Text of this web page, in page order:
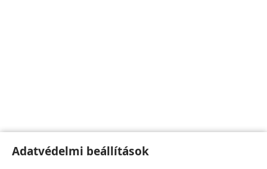
Adatvédelmi beállítások